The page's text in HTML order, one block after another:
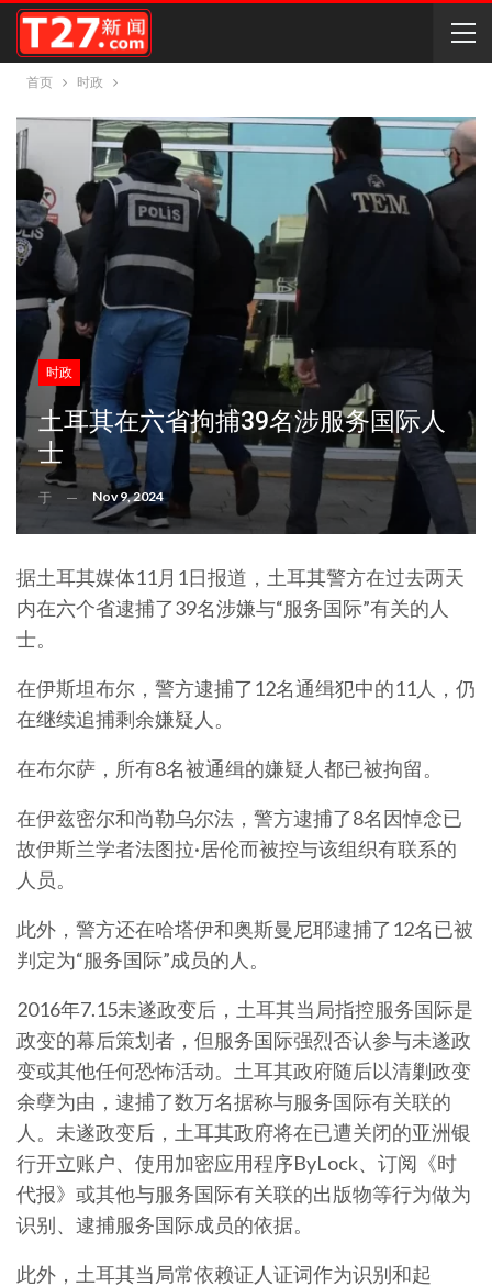
首页 时政
时政
土耳其在六省拘捕39名涉服务国际人
士
于 Nov 9, 2024
据土耳其媒体11月1日报道，土耳其警方在过去两天
内在六个省逮捕了39名涉嫌与“服务国际”有关的人
士。
在伊斯坦布尔，警方逮捕了12名通缉犯中的11人，仍
在继续追捕剩余嫌疑人。
在布尔萨，所有8名被通缉的嫌疑人都已被拘留。
在伊兹密尔和尚勒乌尔法，警方逮捕了8名因悼念已
故伊斯兰学者法图拉·居伦而被控与该组织有联系的
人员。
此外，警方还在哈塔伊和奥斯曼尼耶逮捕了12名已被
判定为“服务国际”成员的人。
2016年7.15未遂政变后，土耳其当局指控服务国际是
政变的幕后策划者，但服务国际强烈否认参与未遂政
变或其他任何恐怖活动。土耳其政府随后以清剿政变
余孽为由，逮捕了数万名据称与服务国际有关联的
人。未遂政变后，土耳其政府将在已遭关闭的亚洲银
行开立账户、使用加密应用程序ByLock、订阅《时
代报》或其他与服务国际有关联的出版物等行为做为
识别、逮捕服务国际成员的依据。
此外，土耳其当局常依赖证人证词作为识别和起